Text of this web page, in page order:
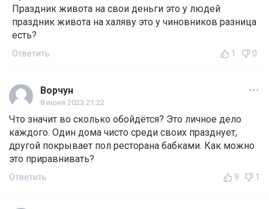
Праздник живота на свои деньги это у людей
праздник живота на халяву это у чиновников разница
есть?
Ответить 1 0
Ворчун
8 июня 2023 21:22
Что значит во сколько обойдётся? Это личное дело
каждого. Один дома чисто среди своих празднует,
другой покрывает пол ресторана бабками. Как можно
это приравнивать?
Ответить 9 1